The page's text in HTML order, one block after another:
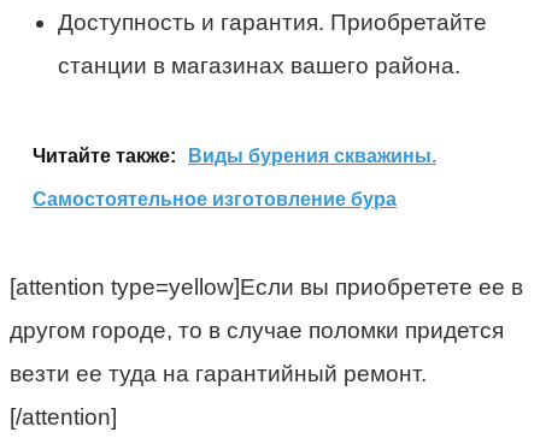
Доступность и гарантия. Приобретайте
станции в магазинах вашего района.
Читайте также: Виды бурения скважины.
Самостоятельное изготовление бура
[attention type=yellow]Если вы приобретете ее в
другом городе, то в случае поломки придется
везти ее туда на гарантийный ремонт.
[/attention]